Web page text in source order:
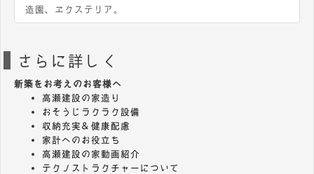
造園、エクステリア。
さらに詳しく
新築をお考えのお客様へ
高瀬建設の家造り
おそうじラクラク設備
収納充実＆健康配慮
家計へのお役立ち
高瀬建設の家動画紹介
テクノストラクチャーについて